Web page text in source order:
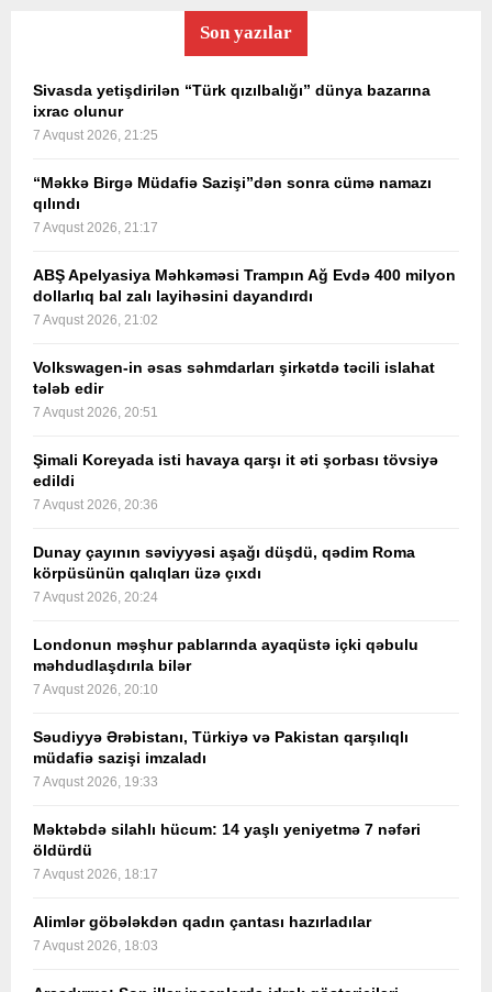
Son yazılar
Sivasda yetişdirilən “Türk qızılbalığı” dünya bazarına
ixrac olunur
7 Avqust 2026, 21:25
“Məkkə Birgə Müdafiə Sazişi”dən sonra cümə namazı
qılındı
7 Avqust 2026, 21:17
ABŞ Apelyasiya Məhkəməsi Trampın Ağ Evdə 400 milyon
dollarlıq bal zalı layihəsini dayandırdı
7 Avqust 2026, 21:02
Volkswagen-in əsas səhmdarları şirkətdə təcili islahat
tələb edir
7 Avqust 2026, 20:51
Şimali Koreyada isti havaya qarşı it əti şorbası tövsiyə
edildi
7 Avqust 2026, 20:36
Dunay çayının səviyyəsi aşağı düşdü, qədim Roma
körpüsünün qalıqları üzə çıxdı
7 Avqust 2026, 20:24
Londonun məşhur pablarında ayaqüstə içki qəbulu
məhdudlaşdırıla bilər
7 Avqust 2026, 20:10
Səudiyyə Ərəbistanı, Türkiyə və Pakistan qarşılıqlı
müdafiə sazişi imzaladı
7 Avqust 2026, 19:33
Məktəbdə silahlı hücum: 14 yaşlı yeniyetmə 7 nəfəri
öldürdü
7 Avqust 2026, 18:17
Alimlər göbələkdən qadın çantası hazırladılar
7 Avqust 2026, 18:03